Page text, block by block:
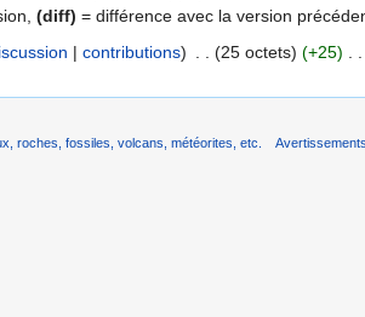
(diff) = différence avec la version
| contributions) (25 octets) (+25)
roches, fossiles, volcans, météorites, etc. Avertissements